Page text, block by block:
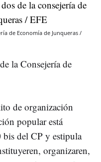
de Economía de Junqueras /
la Consejería de
de organización
popular está
del CP y estipula
organizaren,